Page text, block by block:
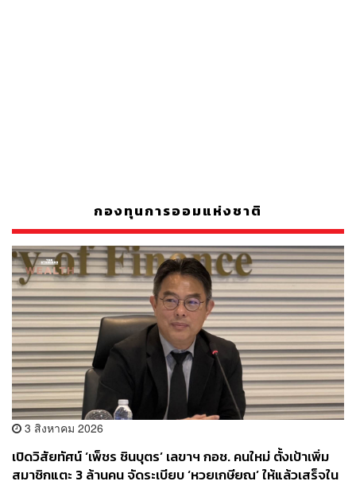
กองทุนการออมแห่งชาติ
3 สิงหาคม 2026
เปิดวิสัยทัศน์ ‘เพ็ชร ชินบุตร’ เลขาฯ กอช. คนใหม่ ตั้งเป้าเพิ่ม
สมาชิกแตะ 3 ล้านคน จัดระเบียบ ‘หวยเกษียณ’ ให้แล้วเสร็จใน